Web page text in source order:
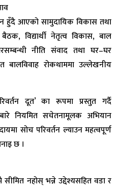
हुँदै आएको सामुदायिक विकास तथा
विद्यार्थी नेतृत्व विकास, बाल
नीति संवाद तथा घर–घर
बालविवाह रोकथाममा उल्लेखनीय
दूत’ का रूपमा प्रस्तुत गर्दै
नियमित सचेतनामूलक अभियान
सोच परिवर्तन ल्याउन महत्वपूर्ण
छ ।
नहोस् भन्ने उद्देश्यसहित वडा र